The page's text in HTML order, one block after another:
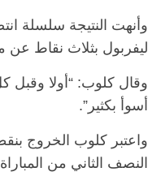
ليفربول بثلاث نقاط عن
وقال كلوب: “أولا
أسوأ بكثير”.
واعتبر كلوب الخروج
النصف الثاني من